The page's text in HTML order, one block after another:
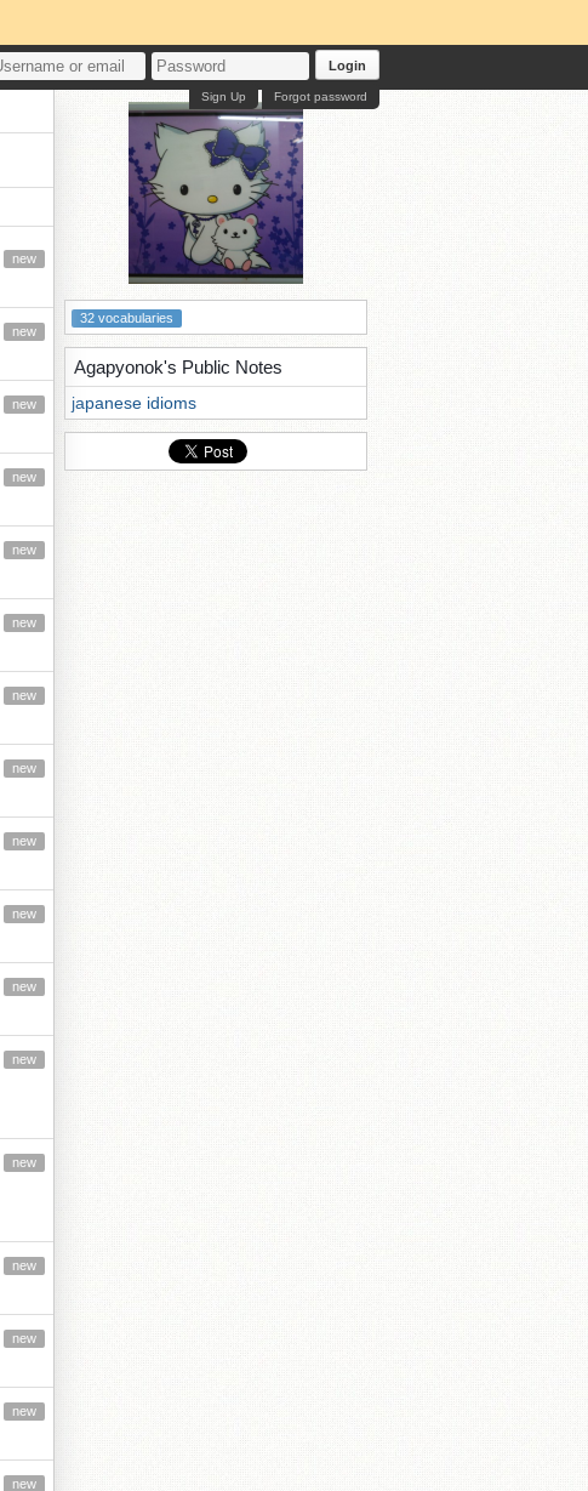
Login
Forgot password
Sign Up
new
new
new
new
new
new
new
new
new
new
new
new
new
new
new
new
new
32 vocabularies
Agapyonok's Public Notes
japanese idioms